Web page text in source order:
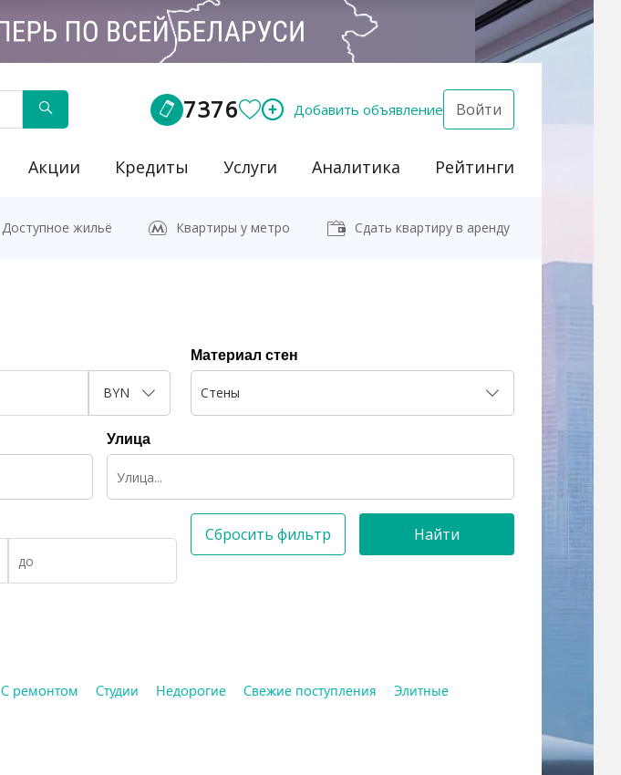
7376 Добавить объявление Войти
Акции Кредиты Услуги Аналитика Рейтинги
Доступное жильё Квартиры у метро Сдать квартиру в аренду
BYN
Материал стен
Стены
Улица
Сбросить фильтр Найти
С ремонтом Студии Недорогие Свежие поступления
Элитные